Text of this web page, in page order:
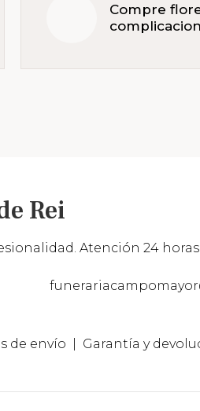
Compre
Rei
Atención 24 horas
de envío Garantía y